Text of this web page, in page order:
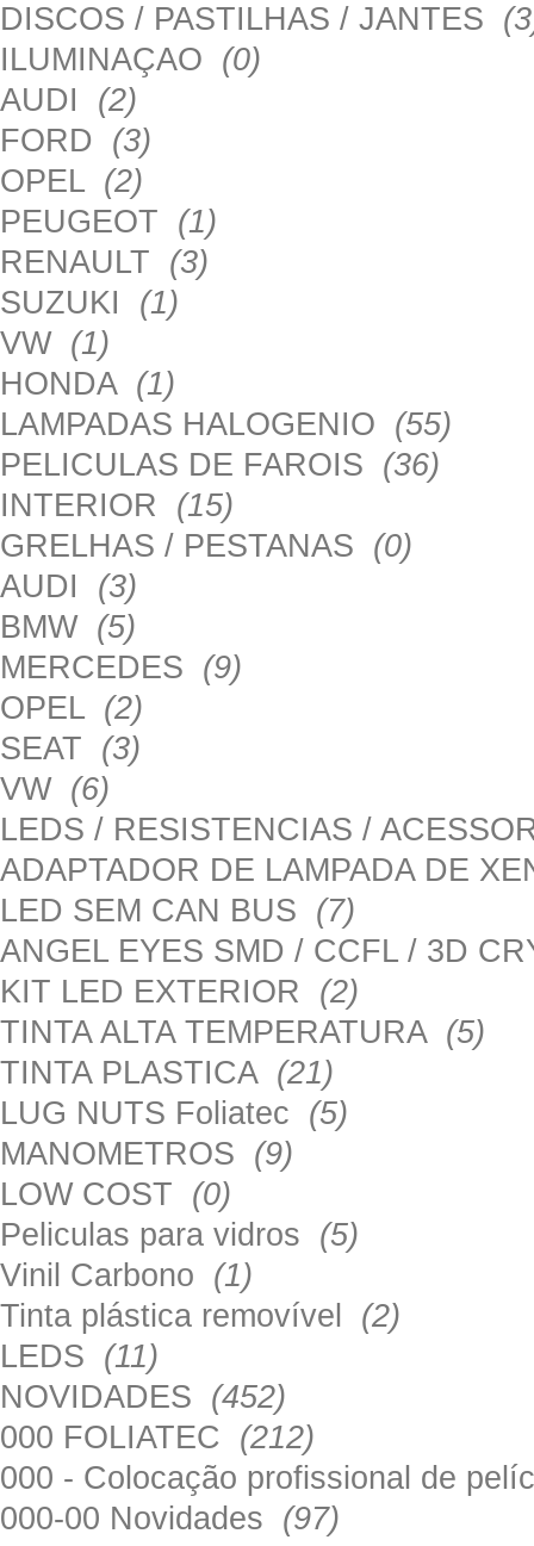
DISCOS / PASTILHAS / JANTES
ILUMINAÇAO (0)
AUDI (2)
FORD (3)
OPEL (2)
PEUGEOT (1)
RENAULT (3)
SUZUKI (1)
VW (1)
HONDA (1)
LAMPADAS HALOGENIO (55)
PELICULAS DE FAROIS (36)
INTERIOR (15)
GRELHAS / PESTANAS (0)
AUDI (3)
BMW (5)
MERCEDES (9)
OPEL (2)
SEAT (3)
VW (6)
LEDS / RESISTENCIAS /
ADAPTADOR DE LAMPADA DE
LED SEM CAN BUS (7)
ANGEL EYES SMD / CCFL / 3D
KIT LED EXTERIOR (2)
TINTA ALTA TEMPERATURA (5)
TINTA PLASTICA (21)
LUG NUTS Foliatec (5)
MANOMETROS (9)
LOW COST (0)
Peliculas para vidros (5)
Vinil Carbono (1)
Tinta plástica removível (2)
LEDS (11)
NOVIDADES (452)
000 FOLIATEC (212)
000 - Colocação profissional de
000-00 Novidades (97)